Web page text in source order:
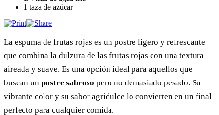
1 taza de azúcar
La espuma de frutas rojas es un postre ligero y refrescante
que combina la dulzura de las frutas rojas con una textura
aireada y suave. Es una opción ideal para aquellos que
buscan un postre sabroso pero no demasiado pesado. Su
vibrante color y su sabor agridulce lo convierten en un final
perfecto para cualquier comida.